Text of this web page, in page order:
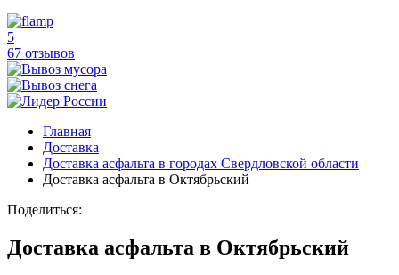
5
67 отзывов
Главная
Доставка
Доставка асфальта в городах Свердловской области
Доставка асфальта в Октябрьский
Поделиться:
Доставка асфальта в Октябрьский